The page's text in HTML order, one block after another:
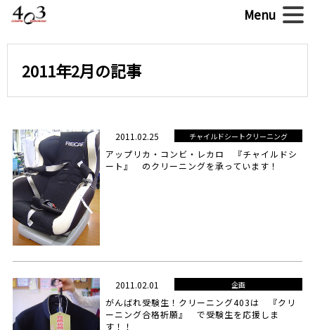
2011年2月の記事
2011.02.25 チャイルドシートクリーニング
アップリカ・コンビ・レカロ 『チャイルドシ
ート』 のクリーニングを承っています！
2011.02.01 企画
がんばれ受験生！クリーニング403は 『クリ
ーニング合格祈願』 で受験生を応援しま
す！！